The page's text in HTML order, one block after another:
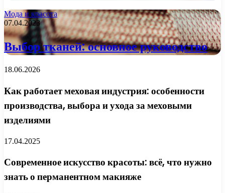
Мода и красота
07.04.2023
Выбор тканей: основное руководство
18.06.2026
Как работает меховая индустрия: особенности
производства, выбора и ухода за меховыми
изделиями
17.04.2025
Современное искусство красоты: всё, что нужно
знать о перманентном макияже